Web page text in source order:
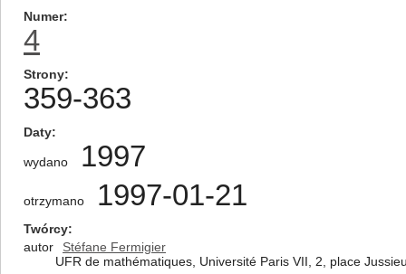
Numer
4
Strony
359-363
Daty
wydano 1997
otrzymano 1997-01-21
Twórcy
autor
Stéfane Fermigier
UFR de mathématiques, Université Paris VII, 2, place